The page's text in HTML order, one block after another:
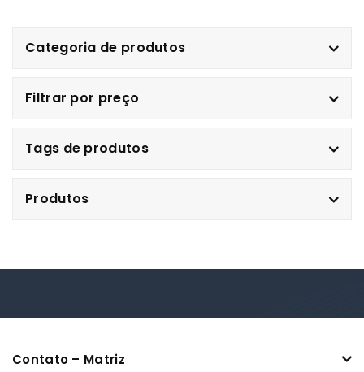
Categoria de produtos
Filtrar por preço
Tags de produtos
Produtos
Contato – Matriz